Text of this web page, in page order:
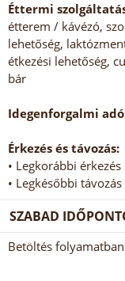
Éttermi
étterem / kávézó,
lehetőség,
étkezési lehetőség,
bár
Idegenforgalmi
Érkezés és távozás:
• Legkorábbi
• Legkésőbbi
SZABAD
Betöltés